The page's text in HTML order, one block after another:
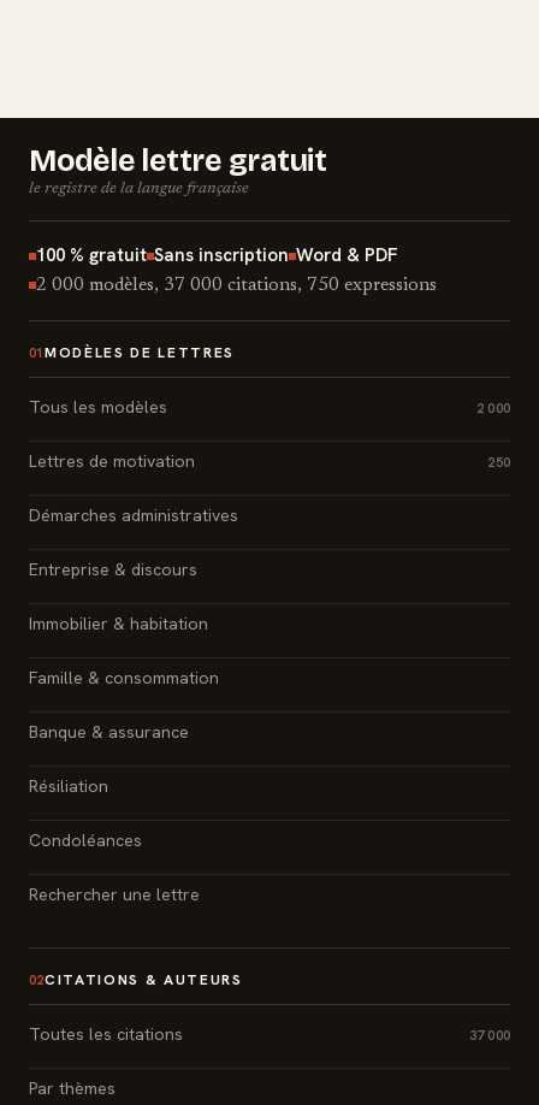
Modèle lettre gratuit
le registre de la langue française
100 % gratuit Sans inscription Word & PDF
2 000 modèles, 37 000 citations, 750 expressions
01 MODÈLES DE LETTRES
Tous les modèles 2 000
Lettres de motivation 250
Démarches administratives
Entreprise & discours
Immobilier & habitation
Famille & consommation
Banque & assurance
Résiliation
Condoléances
Rechercher une lettre
02CITATIONS & AUTEURS
Toutes les citations 37 000
Par thèmes